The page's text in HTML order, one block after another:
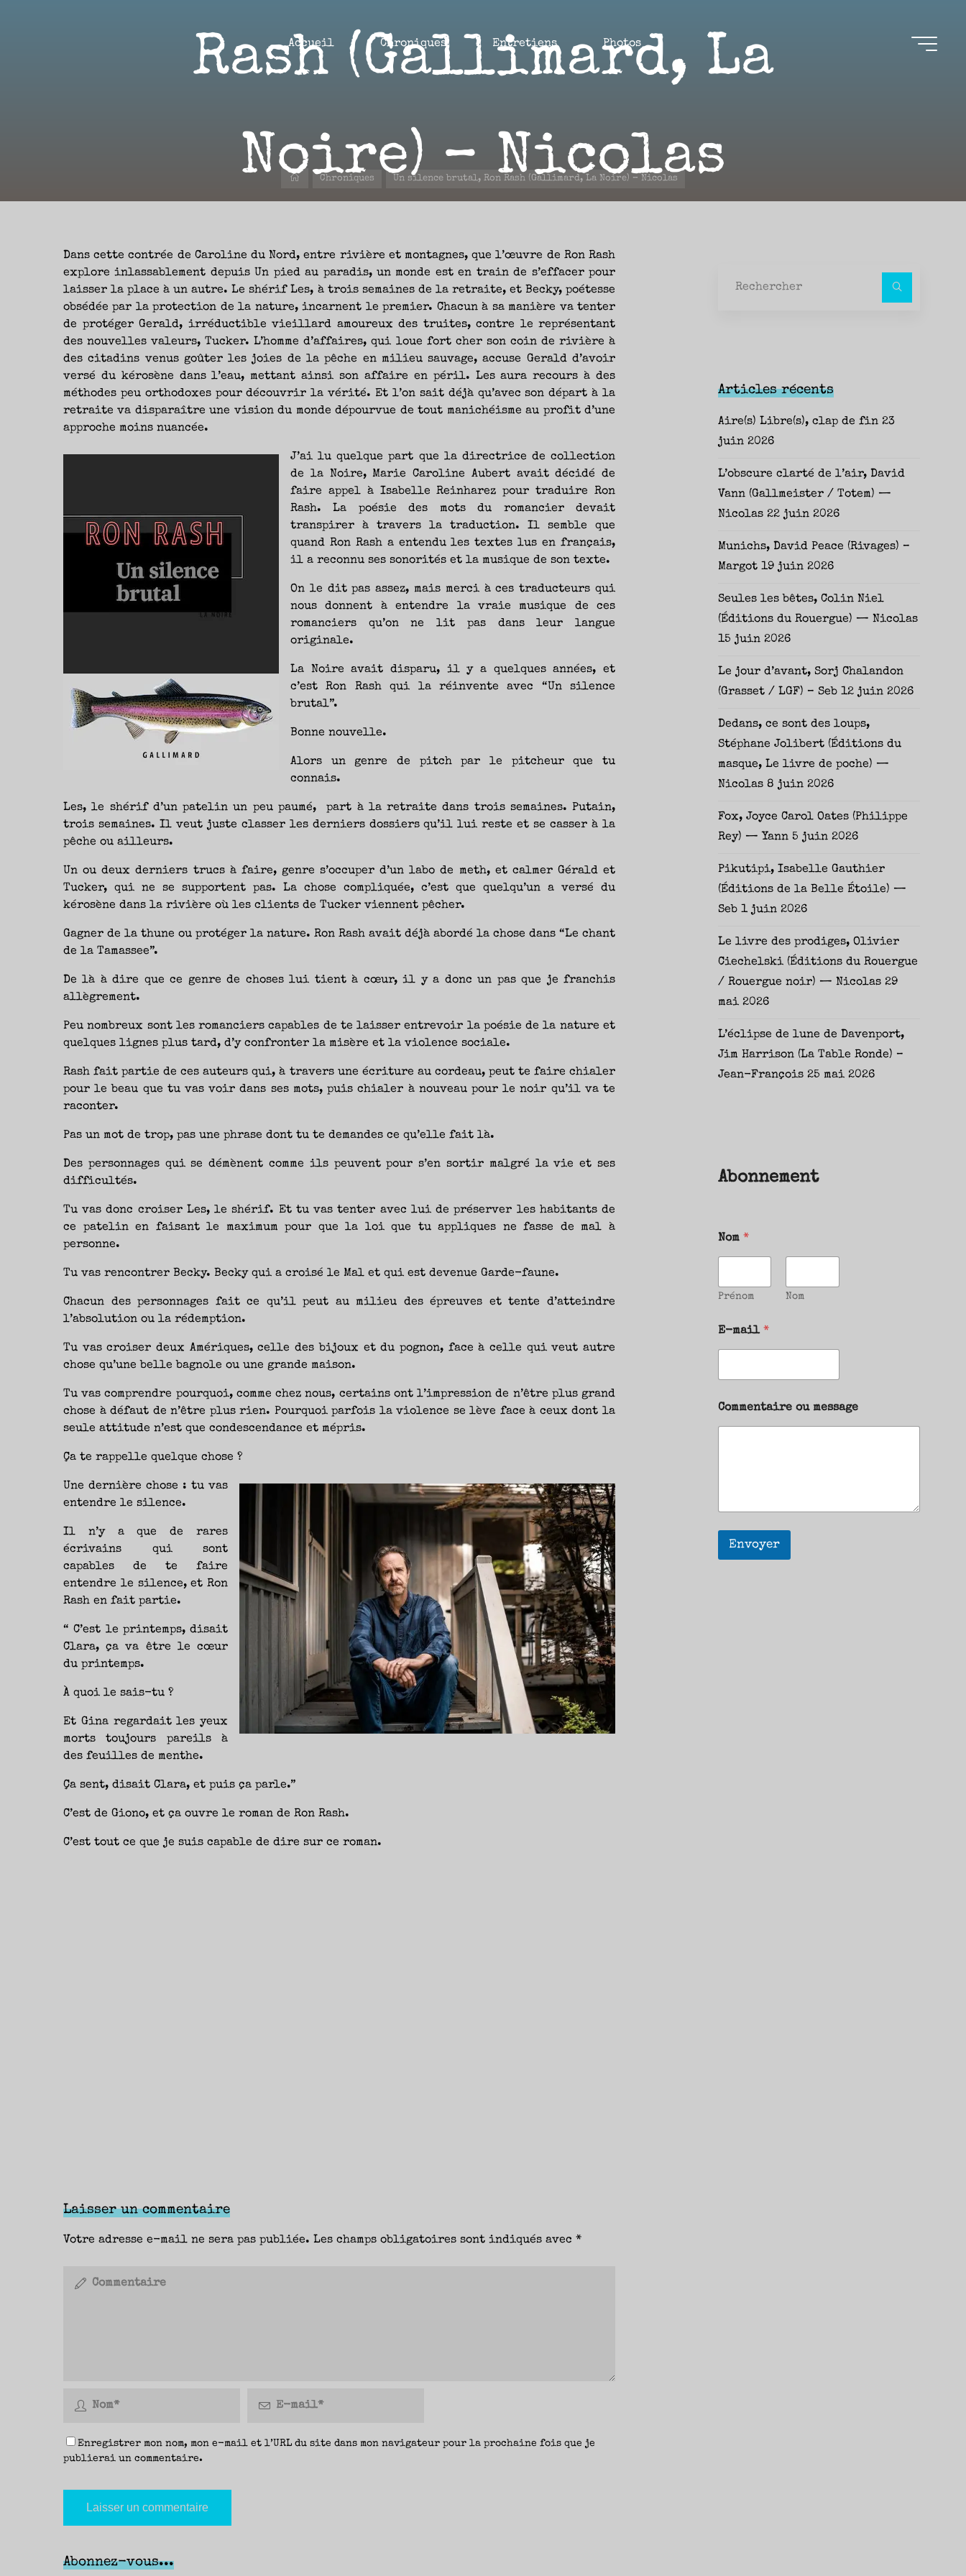
OUVERTS
L’ACTUALITÉ
LITTÉRAIRE
COURIR
PERMANENCE
NOUVEAUTÉS.
TRAVERSE
SURTOUT
LIVRES,
REMETTRE
COMMENCE
Accueil Chroniques Entretiens Photos
Rash (Gallimard, La
Noire) – Nicolas
Nicolas
AccueilChroniques Un silence brutal, Ron Rash (Gallimard, La Noire) – Nicolas
Dans cette contrée de Caroline du Nord, entre rivière et montagnes, que l’œuvre de Ron Rash
explore inlassablement depuis Un pied au paradis, un monde est en train de s’effacer pour
laisser la place à un autre. Le shérif Les, à trois semaines de la retraite, et Becky, poétesse
obsédée par la protection de la nature, incarnent le premier. Chacun à sa manière va tenter
de protéger Gerald, irréductible vieillard amoureux des truites, contre le représentant
des nouvelles valeurs, Tucker. L’homme d’affaires, qui loue fort cher son coin de rivière à
des citadins venus goûter les joies de la pêche en milieu sauvage, accuse Gerald d’avoir
versé du kérosène dans l’eau, mettant ainsi son affaire en péril. Les aura recours à des
méthodes peu orthodoxes pour découvrir la vérité. Et l’on sait déjà qu’avec son départ à la
retraite va disparaître une vision du monde dépourvue de tout manichéisme au profit d’une
approche moins nuancée.
J’ai lu quelque part que la directrice de collection
de la Noire, Marie Caroline Aubert avait décidé de
faire appel à Isabelle Reinharez pour traduire Ron
Rash. La poésie des mots du romancier devait
transpirer à travers la traduction. Il semble que
quand Ron Rash a entendu les textes lus en français,
il a reconnu ses sonorités et la musique de son texte.
On le dit pas assez, mais merci à ces traducteurs qui
nous donnent à entendre la vraie musique de ces
romanciers qu’on ne lit pas dans leur langue
originale.
La Noire avait disparu, il y a quelques années, et
c’est Ron Rash qui la réinvente avec “Un silence
brutal”.
Bonne nouvelle.
Alors un genre de pitch par le pitcheur que tu
connais.
Les, le shérif d’un patelin un peu paumé, part à la retraite dans trois semaines. Putain,
trois semaines. Il veut juste classer les derniers dossiers qu’il lui reste et se casser à la
pêche ou ailleurs.
Un ou deux derniers trucs à faire, genre s’occuper d’un labo de meth, et calmer Gérald et
Tucker, qui ne se supportent pas. La chose compliquée, c’est que quelqu’un a versé du
kérosène dans la rivière où les clients de Tucker viennent pêcher.
Gagner de la thune ou protéger la nature. Ron Rash avait déjà abordé la chose dans “Le chant
de la Tamassee”.
De là à dire que ce genre de choses lui tient à cœur, il y a donc un pas que je franchis
allègrement.
Peu nombreux sont les romanciers capables de te laisser entrevoir la poésie de la nature et
quelques lignes plus tard, d’y confronter la misère et la violence sociale.
Rash fait partie de ces auteurs qui, à travers une écriture au cordeau, peut te faire chialer
pour le beau que tu vas voir dans ses mots, puis chialer à nouveau pour le noir qu’il va te
raconter.
Pas un mot de trop, pas une phrase dont tu te demandes ce qu’elle fait là.
Des personnages qui se démènent comme ils peuvent pour s’en sortir malgré la vie et ses
difficultés.
Tu vas donc croiser Les, le shérif. Et tu vas tenter avec lui de préserver les habitants de
ce patelin en faisant le maximum pour que la loi que tu appliques ne fasse de mal à
personne.
Tu vas rencontrer Becky. Becky qui a croisé le Mal et qui est devenue Garde-faune.
Chacun des personnages fait ce qu’il peut au milieu des épreuves et tente d’atteindre
l’absolution ou la rédemption.
Tu vas croiser deux Amériques, celle des bijoux et du pognon, face à celle qui veut autre
chose qu’une belle bagnole ou une grande maison.
Tu vas comprendre pourquoi, comme chez nous, certains ont l’impression de n’être plus grand
chose à défaut de n’être plus rien. Pourquoi parfois la violence se lève face à ceux dont la
seule attitude n’est que condescendance et mépris.
Ça te rappelle quelque chose ?
Une dernière chose : tu vas
entendre le silence.
Il n’y a que de rares
écrivains qui sont
capables de te faire
entendre le silence, et Ron
Rash en fait partie.
“ C’est le printemps, disait
Clara, ça va être le cœur
du printemps.
À quoi le sais-tu ?
Et Gina regardait les yeux
morts toujours pareils à
des feuilles de menthe.
Ça sent, disait Clara, et puis ça parle.”
C’est de Giono, et ça ouvre le roman de Ron Rash.
C’est tout ce que je suis capable de dire sur ce roman.
Laisser un commentaire
Votre adresse e-mail ne sera pas publiée. Les champs obligatoires sont indiqués avec *
Enregistrer mon nom, mon e-mail et l’URL du site dans mon navigateur pour la prochaine fois que je
publierai un commentaire.
Abonnez-vous...
Articles récents
Aire(s) Libre(s), clap de fin 23
juin 2026
L’obscure clarté de l’air, David
Vann (Gallmeister / Totem) —
Nicolas 22 juin 2026
Munichs, David Peace (Rivages) –
Margot 19 juin 2026
Seules les bêtes, Colin Niel
(Éditions du Rouergue) — Nicolas
15 juin 2026
Le jour d’avant, Sorj Chalandon
(Grasset / LGF) – Seb 12 juin 2026
Dedans, ce sont des loups,
Stéphane Jolibert (Éditions du
masque, Le livre de poche) —
Nicolas 8 juin 2026
Fox, Joyce Carol Oates (Philippe
Rey) — Yann 5 juin 2026
Pikutipi, Isabelle Gauthier
(Éditions de la Belle Étoile) —
Seb 1 juin 2026
Le livre des prodiges, Olivier
Ciechelski (Éditions du Rouergue
/ Rouergue noir) — Nicolas 29
mai 2026
L’éclipse de lune de Davenport,
Jim Harrison (La Table Ronde) –
Jean-François 25 mai 2026
Abonnement
Nom *
Prénom Nom
E-mail *
Commentaire ou message
Envoyer